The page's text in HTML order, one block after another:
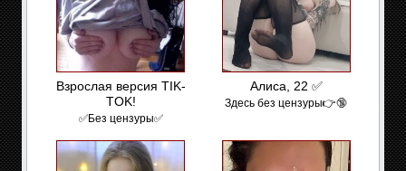
Взрослая версия TIK-
TOK!
✅Без цензуры✅
Алиса, 22 ✅
Здесь без цензуры👉🔞